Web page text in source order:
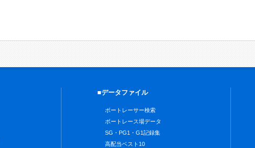
■データファイル
ボートレーサー検索
ボートレース場データ
SG・PG1・G1記録集
高配当ベスト10